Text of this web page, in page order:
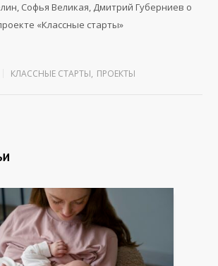
Софья Великая, Дмитрий Губерниев о
«Классные старты»
КЛАССНЫЕ СТАРТЫ, ПРОЕКТЫ